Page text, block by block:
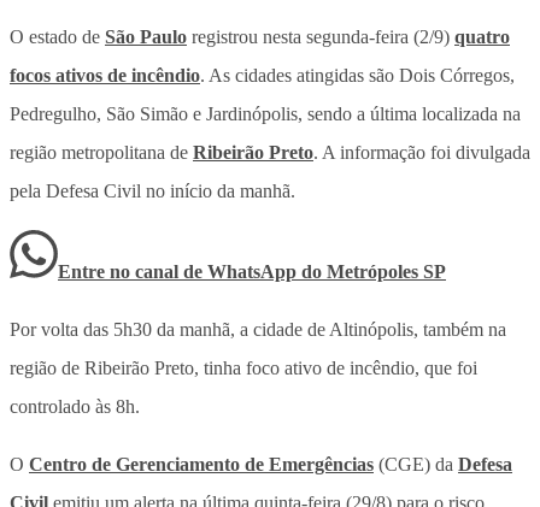
O estado de São Paulo registrou nesta segunda-feira (2/9) quatro
focos ativos de incêndio. As cidades atingidas são Dois Córregos,
Pedregulho, São Simão e Jardinópolis, sendo a última localizada na
região metropolitana de Ribeirão Preto. A informação foi divulgada
pela Defesa Civil no início da manhã.
Entre no canal de WhatsApp do Metrópoles SP
Por volta das 5h30 da manhã, a cidade de Altinópolis, também na
região de Ribeirão Preto, tinha foco ativo de incêndio, que foi
controlado às 8h.
O Centro de Gerenciamento de Emergências (CGE) da Defesa
Civil emitiu um alerta na última quinta-feira (29/8) para o risco